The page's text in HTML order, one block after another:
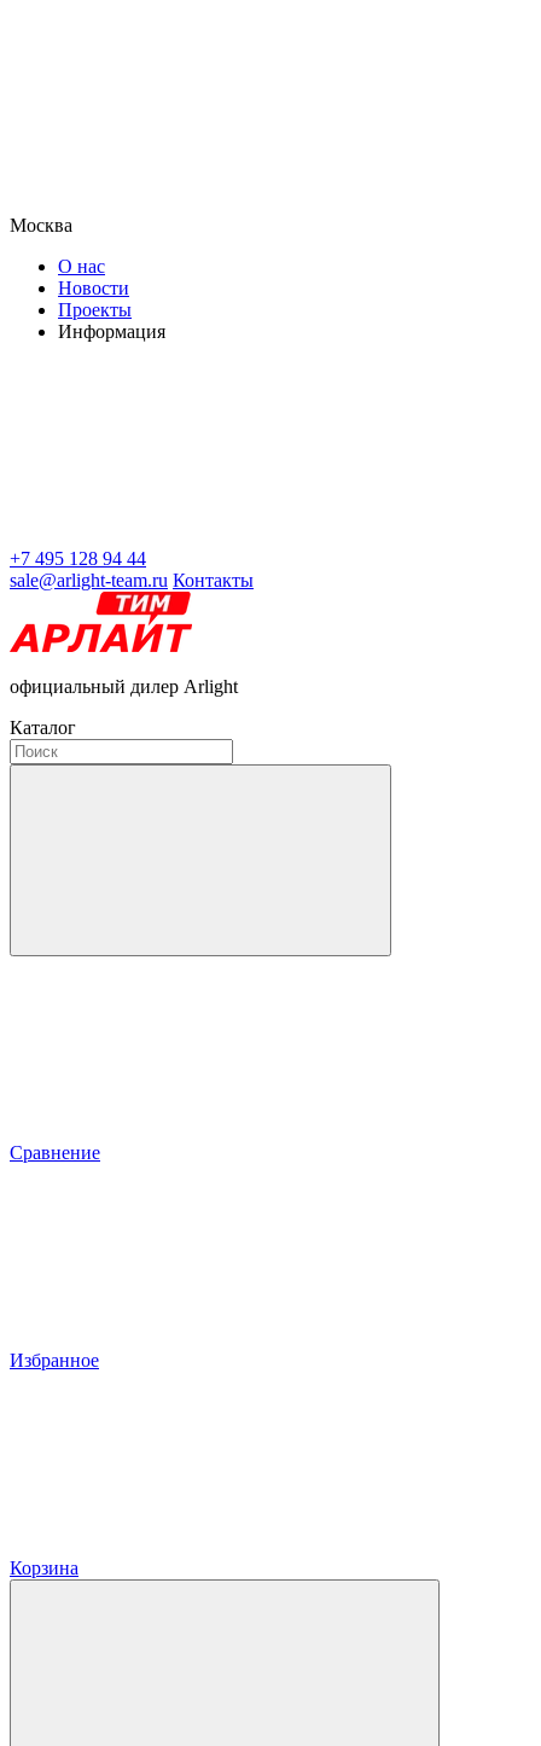
Москва
О нас
Новости
Проекты
Информация
+7 495 128 94 44
sale@arlight-team.ru Контакты
официальный дилер Arlight
Каталог
Сравнение
Избранное
Корзина